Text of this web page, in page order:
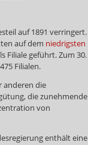
auf 1891 verringert.
auf dem niedrigsten
Filiale geführt. Zum 30.
Filialen.
anderen die
die zunehmende
von
enthält eine